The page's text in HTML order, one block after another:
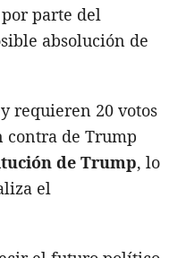
parte del
absolución de
requieren 20 votos
contra de Trump
de Trump, lo
el